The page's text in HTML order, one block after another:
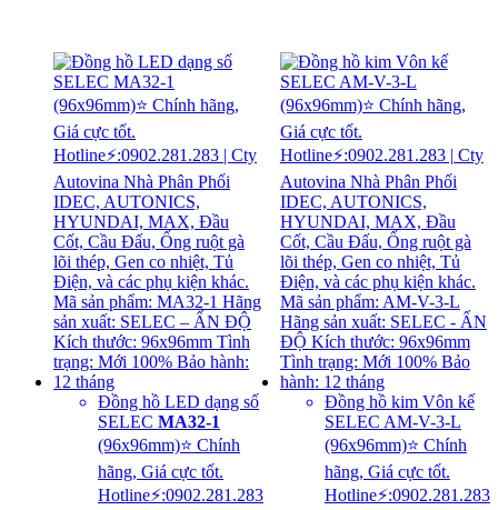
Đồng hồ LED dạng số
SELEC MA32-1
(96x96mm)⭐ Chính
hãng, Giá cực tốt.
Hotline⚡:0902.281.283
Đồng hồ kim Vôn kế
SELEC AM-V-3-L
(96x96mm)⭐ Chính
hãng, Giá cực tốt.
Hotline⚡:0902.281.283